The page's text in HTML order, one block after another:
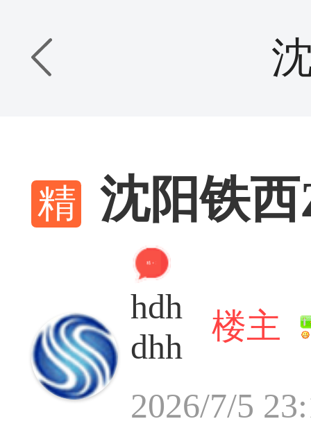
沈阳铁
精 + 3
hdh
dhh
楼主
2026/7/5